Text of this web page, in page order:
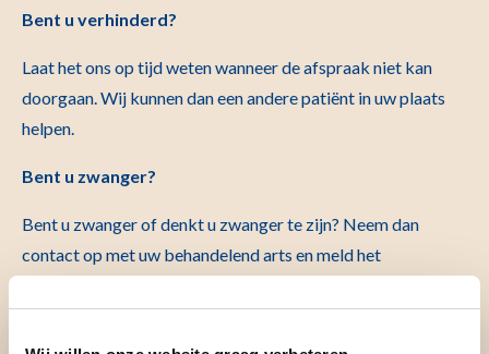
Bent u verhinderd?
Laat het ons op tijd weten wanneer de afspraak niet kan
doorgaan. Wij kunnen dan een andere patiënt in uw plaats
helpen.
Bent u zwanger?
Bent u zwanger of denkt u zwanger te zijn? Neem dan
contact op met uw behandelend arts en meld het